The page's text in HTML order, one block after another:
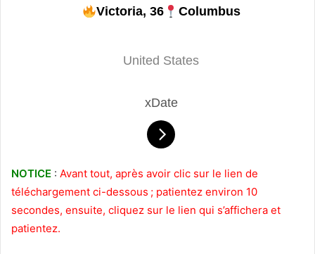
Victoria, 36 Columbus
United States
xDate
NOTICE : Avant tout, après avoir clic sur le lien de
téléchargement ci-dessous ; patientez environ 10
secondes, ensuite, cliquez sur le lien qui s’affichera et
patientez.